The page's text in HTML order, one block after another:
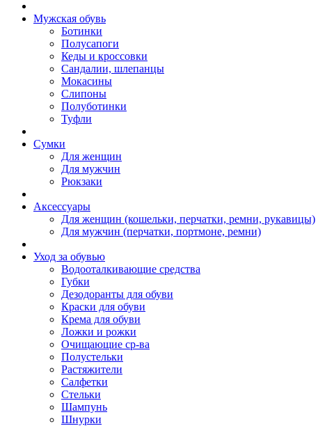
Мужская обувь
Ботинки
Полусапоги
Кеды и кроссовки
Сандалии, шлепанцы
Мокасины
Слипоны
Полуботинки
Туфли
Сумки
Для женщин
Для мужчин
Рюкзаки
Аксессуары
Для женщин (кошельки, перчатки, ремни, рукавицы)
Для мужчин (перчатки, портмоне, ремни)
Уход за обувью
Водооталкивающие средства
Губки
Дезодоранты для обуви
Краски для обуви
Крема для обуви
Ложки и рожки
Очищающие ср-ва
Полустельки
Растяжители
Салфетки
Стельки
Шампунь
Шнурки